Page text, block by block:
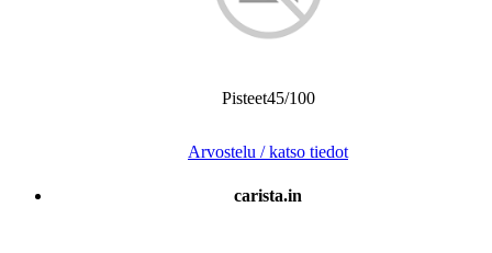
Pisteet45/100
Arvostelu / katso tiedot
carista.in